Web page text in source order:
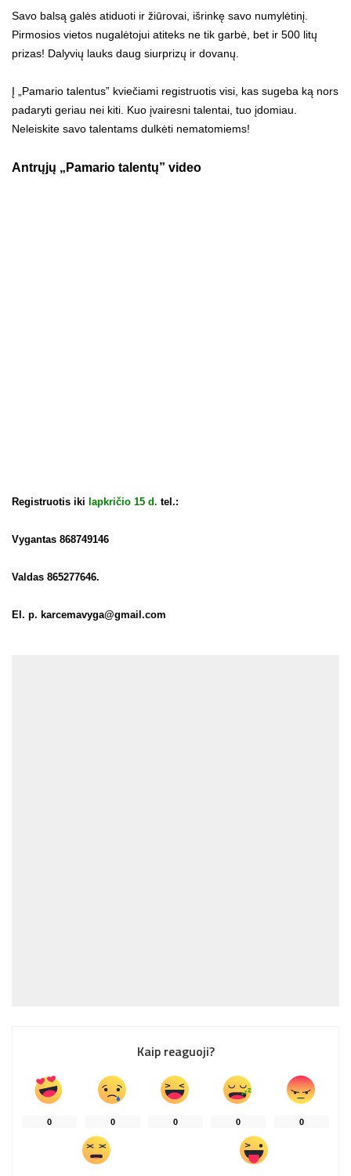
Savo balsą galės atiduoti ir žiūrovai, išrinkę savo numylėtinį.
Pirmosios vietos nugalėtojui atiteks ne tik garbė, bet ir 500 litų
prizas! Dalyvių lauks daug siurprizų ir dovanų.
Į „Pamario talentus” kviečiami registruotis visi, kas sugeba ką nors
padaryti geriau nei kiti. Kuo įvairesni talentai, tuo įdomiau.
Neleiskite savo talentams dulkėti nematomiems!
Antrųjų „Pamario talentų” video
Registruotis iki lapkričio 15 d. tel.:
Vygantas 868749146
Valdas 865277646.
El. p. karcemavyga@gmail.com
Kaip reaguoji?
0 0 0 0 0